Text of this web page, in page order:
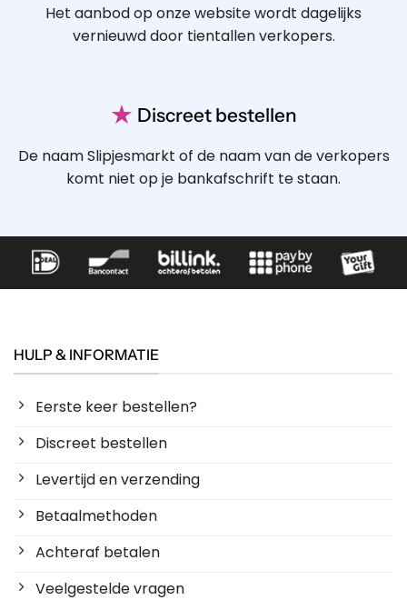
Het aanbod op onze website wordt dagelijks
vernieuwd door tientallen verkopers.
★ Discreet bestellen
De naam Slipjesmarkt of de naam van de verkopers
komt niet op je bankafschrift te staan.
HULP & INFORMATIE
Eerste keer bestellen?
Discreet bestellen
Levertijd en verzending
Betaalmethoden
Achteraf betalen
Veelgestelde vragen